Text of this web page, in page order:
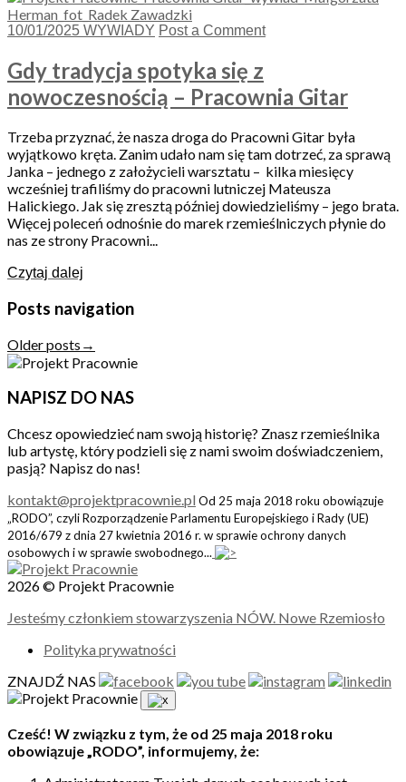
10/01/2025 WYWIADY Post a Comment
Gdy tradycja spotyka się z
nowoczesnością – Pracownia Gitar
Trzeba przyznać, że nasza droga do Pracowni Gitar była
wyjątkowo kręta. Zanim udało nam się tam dotrzeć, za sprawą
Janka – jednego z założycieli warsztatu – kilka miesięcy
wcześniej trafiliśmy do pracowni lutniczej Mateusza
Halickiego. Jak się zresztą później dowiedzieliśmy – jego brata.
Więcej poleceń odnośnie do marek rzemieślniczych płynie do
nas ze strony Pracowni...
Czytaj dalej
Posts navigation
Older posts →
NAPISZ DO NAS
Chcesz opowiedzieć nam swoją historię? Znasz rzemieślnika
lub artystę, który podzieli się z nami swoim doświadczeniem,
pasją? Napisz do nas!
kontakt@projektpracownie.pl Od 25 maja 2018 roku obowiązuje
„RODO”, czyli Rozporządzenie Parlamentu Europejskiego i Rady (UE)
2016/679 z dnia 27 kwietnia 2016 r. w sprawie ochrony danych
osobowych i w sprawie swobodnego...
2026 © Projekt Pracownie
Jesteśmy członkiem stowarzyszenia NÓW. Nowe Rzemiosło
Polityka prywatności
ZNAJDŹ NAS
Cześć! W związku z tym, że od 25 maja 2018 roku
obowiązuje „RODO”, informujemy, że: